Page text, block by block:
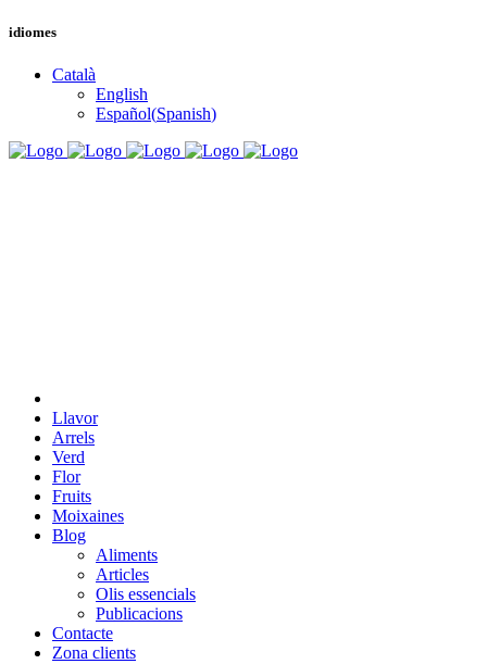
idiomes
Català
English
Español(Spanish)
Llavor
Arrels
Verd
Flor
Fruits
Moixaines
Blog
Aliments
Articles
Olis essencials
Publicacions
Contacte
Zona clients